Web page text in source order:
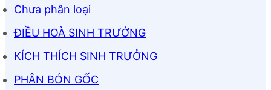
Chưa phân loại
ĐIỀU HOÀ SINH TRƯỞNG
KÍCH THÍCH SINH TRƯỞNG
PHÂN BÓN GỐC